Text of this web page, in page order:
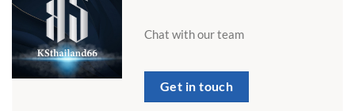
Chat with our team
Get in touch